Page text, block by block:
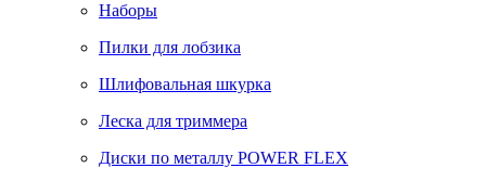
Наборы
Пилки для лобзика
Шлифовальная шкурка
Леска для триммера
Диски по металлу POWER FLEX